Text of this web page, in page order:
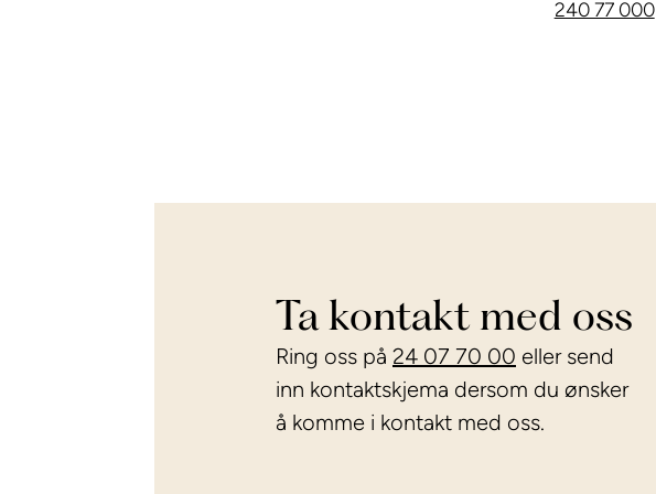
240 77 000
Ta kontakt med oss
Ring oss på 24 07 70 00 eller send
inn kontaktskjema dersom du ønsker
å komme i kontakt med oss.